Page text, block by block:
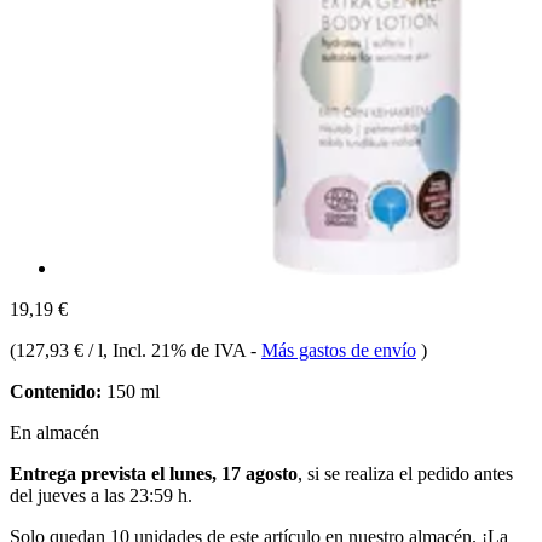
19,19 €
(127,93 € / l, Incl. 21% de IVA - Más gastos de envío )
Contenido: 150 ml
En almacén
Entrega prevista el lunes, 17 agosto, si se realiza el pedido antes
del jueves a las 23:59 h.
Solo quedan 10 unidades de este artículo en nuestro almacén. ¡La